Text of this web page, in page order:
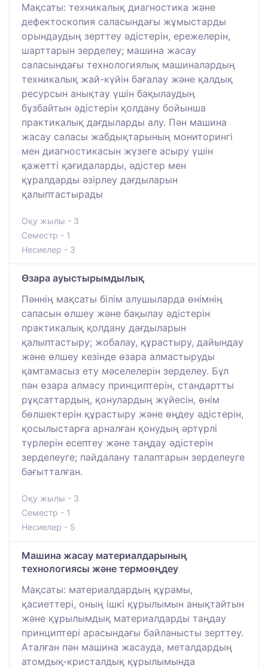
Мақсаты: техникалық диагностика және
дефектоскопия саласындағы жұмыстарды
орындаудың зерттеу әдістерін, ережелерін,
шарттарын зерделеу; машина жасау
саласындағы технологиялық машиналардың
техникалық жай-күйін бағалау және қалдық
ресурсын анықтау үшін бақылаудың
бұзбайтын әдістерін қолдану бойынша
практикалық дағдыларды алу. Пән машина
жасау саласы жабдықтарының мониторингі
мен диагностикасын жүзеге асыру үшін
қажетті қағидаларды, әдістер мен
құралдарды әзірлеу дағдыларын
қалыптастырады
Оқу жылы - 3
Семестр - 1
Несиелер - 3
Өзара ауыстырымдылық
Пәннің мақсаты білім алушыларда өнімнің
сапасын өлшеу және бақылау әдістерін
практикалық қолдану дағдыларын
қалыптастыру; жобалау, құрастыру, дайындау
және өлшеу кезінде өзара алмастыруды
қамтамасыз ету мәселелерін зерделеу. Бұл
пән өзара алмасу принциптерін, стандартты
рұқсаттардың, қонулардың жүйесін, өнім
бөлшектерін құрастыру және өңдеу әдістерін,
қосылыстарға арналған қонудың әртүрлі
түрлерін есептеу және таңдау әдістерін
зерделеуге; пайдалану талаптарын зерделеуге
бағытталған.
Оқу жылы - 3
Семестр - 1
Несиелер - 5
Машина жасау материалдарының
технологиясы және термоөңдеу
Мақсаты: материалдардың құрамы,
қасиеттері, оның ішкі құрылымын анықтайтын
және құрылымдық материалдарды таңдау
принциптері арасындағы байланысты зерттеу.
Аталған пән машина жасауда, металдардың
атомдық-кристалдық құрылымында